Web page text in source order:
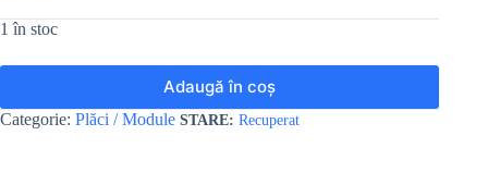
a
79,00 lei.
este:
1 în stoc
Adaugă în coș
Categorie: Plăci / Module Recuperat